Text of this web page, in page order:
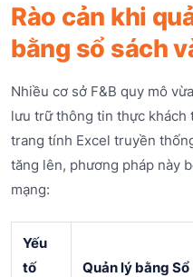
Rào cản khi
bằng sổ sách
Nhiều cơ sở F&B quy mô
lưu trữ thông tin thực khách
trang tính Excel truyền
tăng lên, phương pháp này
mạng:
Yếu
tố
Quản lý bằng Sổ